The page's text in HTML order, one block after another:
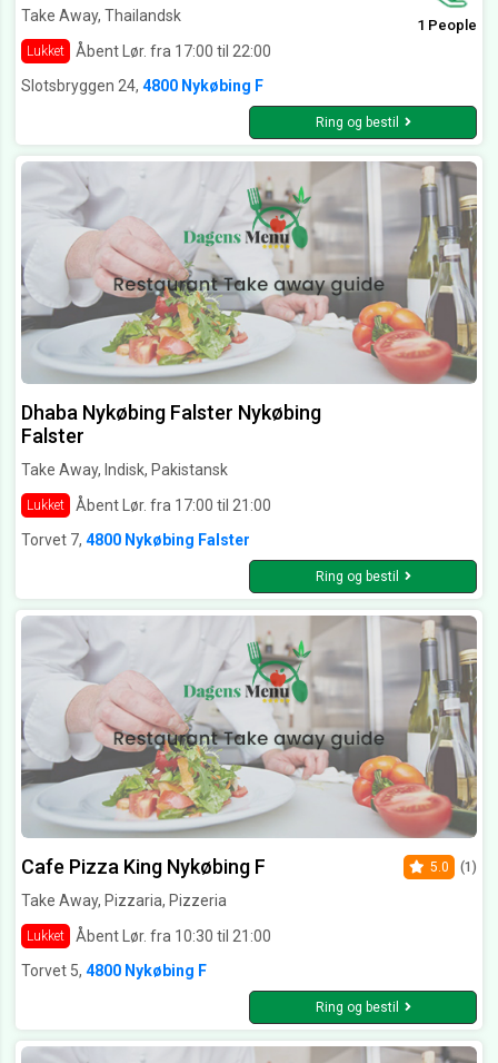
Take Away, Thailandsk
Lukket Åbent Lør. fra 17:00 til 22:00
1 People
Slotsbryggen 24, 4800 Nykøbing F
Ring og bestil
Dhaba Nykøbing Falster Nykøbing
Falster
Take Away, Indisk, Pakistansk
Lukket
Åbent Lør. fra 17:00 til 21:00
Torvet 7, 4800 Nykøbing Falster
Ring og bestil
Cafe Pizza King Nykøbing F
Take Away, Pizzaria, Pizzeria
Lukket Åbent Lør. fra 10:30 til 21:00
5.0 (1)
Torvet 5, 4800 Nykøbing F
Ring og bestil